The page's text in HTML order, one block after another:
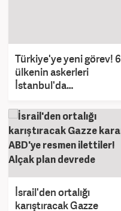
Türkiye'ye yeni görev! 6
ülkenin askerleri
İstanbul'da
duyuruldu
İsrail'den ortalığı
karıştıracak Gazze